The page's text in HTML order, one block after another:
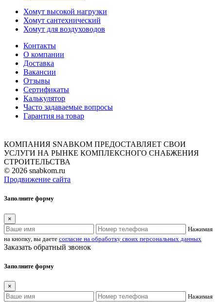
Хомут высокой нагрузки
Хомут сантехнический
Хомут для воздуховодов
Контакты
О компании
Доставка
Вакансии
Отзывы
Сертификаты
Калькулятор
Часто задаваемые вопросы
Гарантия на товар
КОМПАНИЯ SNABKOM ПРЕДОСТАВЛЯЕТ СВОИ
УСЛУГИ НА РЫНКЕ КОМПЛЕКСНОГО СНАБЖЕНИЯ
СТРОИТЕЛЬСТВА
© 2026 snabkom.ru
Продвижение сайта
Заполните форму
×
Нажимая
на кнопку, вы даете согласие на обработку своих персональных данных
Заказать обратный звонок
Заполните форму
×
Нажимая